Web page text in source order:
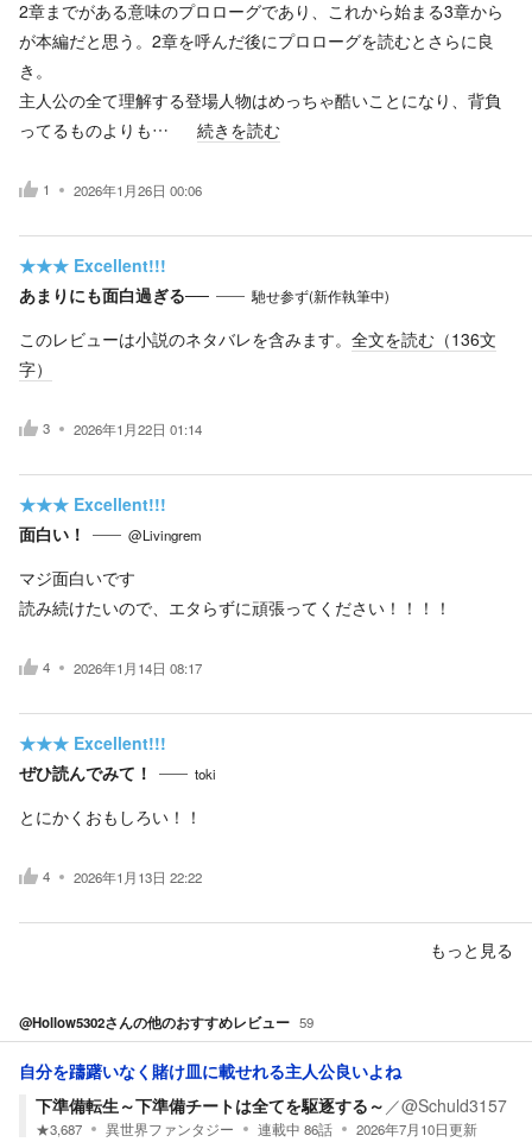
2章までがある意味のプロローグであり、これから始まる3章から
が本編だと思う。2章を呼んだ後にプロローグを読むとさらに良
き。
主人公の全て理解する登場人物はめっちゃ酷いことになり、背負
ってるものよりも…
続きを読む
1 2026年1月26日 00:06
★★★ Excellent!!!
あまりにも面白過ぎる──
馳せ参ず(新作執筆中)
このレビューは小説のネタバレを含みます。 全文を読む（136文
字）
3 2026年1月22日 01:14
★★★ Excellent!!!
面白い！
@Livingrem
マジ面白いです
読み続けたいので、エタらずに頑張ってください！！！！
4 2026年1月14日 08:17
★★★ Excellent!!!
ぜひ読んでみて！
toki
とにかくおもしろい！！
4 2026年1月13日 22:22
もっと見る
@Hollow5302さんの他のおすすめレビュー 59
自分を躊躇いなく賭け皿に載せれる主人公良いよね
下準備転生～下準備チートは全てを駆逐する～ ／@Schuld3157
★3,687 異世界ファンタジー 連載中 86話 2026年7月10日更新